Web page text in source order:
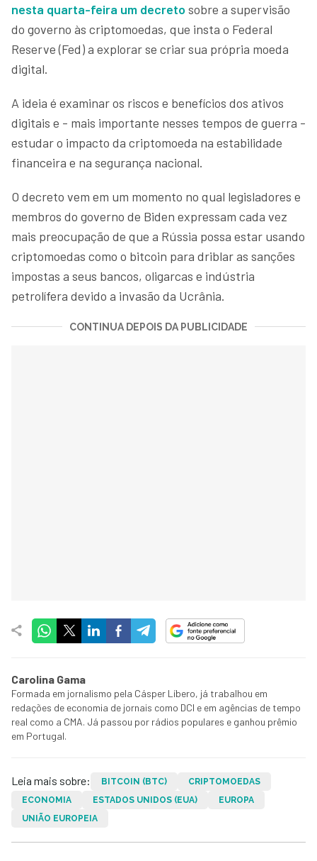
nesta quarta-feira um decreto sobre a supervisão
do governo às criptomoedas, que insta o Federal
Reserve (Fed) a explorar se criar sua própria moeda
digital.
A ideia é examinar os riscos e benefícios dos ativos
digitais e - mais importante nesses tempos de guerra -
estudar o impacto da criptomoeda na estabilidade
financeira e na segurança nacional.
O decreto vem em um momento no qual legisladores e
membros do governo de Biden expressam cada vez
mais preocupação de que a Rússia possa estar usando
criptomoedas como o bitcoin para driblar as sanções
impostas a seus bancos, oligarcas e indústria
petrolífera devido a invasão da Ucrânia.
CONTINUA DEPOIS DA PUBLICIDADE
Carolina Gama
Formada em jornalismo pela Cásper Líbero, já trabalhou em
redações de economia de jornais como DCI e em agências de tempo
real como a CMA. Já passou por rádios populares e ganhou prêmio
em Portugal.
Leia mais sobre: BITCOIN (BTC)
CRIPTOMOEDAS
ECONOMIA
ESTADOS UNIDOS (EUA)
EUROPA
UNIÃO EUROPEIA